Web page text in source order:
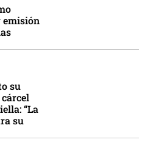
emisión
su
“La
su